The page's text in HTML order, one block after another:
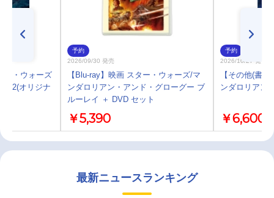
ー・ウォーズ
2(オリジナ
予約
2026/09/30 発売
【Blu-ray】映画 スター・ウォーズ/マ
ンダロリアン・アンド・グローグー ブ
ルーレイ ＋ DVD セット
￥5,390
予約
2026/10/27 発売
【その他(書
ンダロリアン
￥6,600
最新ニュースランキング